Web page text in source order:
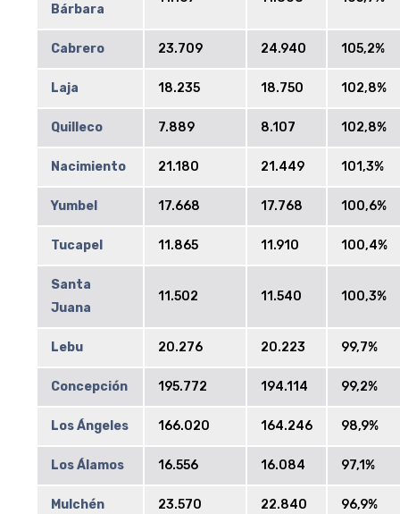
Bárbara
Cabrero 23.709 24.940 105,2%
Laja 18.235 18.750 102,8%
Quilleco 7.889 8.107 102,8%
Nacimiento 21.180 21.449 101,3%
Yumbel 17.668 17.768 100,6%
Tucapel 11.865 11.910 100,4%
Santa
Juana
11.502 11.540 100,3%
Lebu 20.276 20.223 99,7%
Concepción 195.772 194.114 99,2%
Los Ángeles 166.020 164.246 98,9%
Los Álamos 16.556 16.084 97,1%
Mulchén 23.570 22.840 96,9%